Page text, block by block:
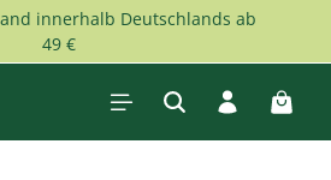
innerhalb Deutschlands ab
49 €